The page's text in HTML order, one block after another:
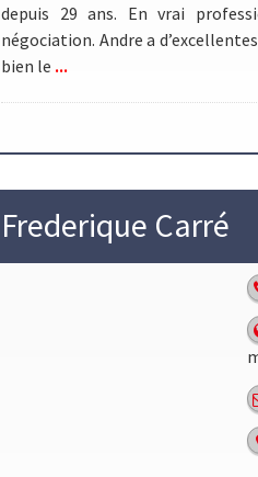
depuis 29 ans. En vrai
négociation. Andre a
bien le ...
Frederique Carré